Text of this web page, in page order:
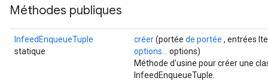
Méthodes publiques
InfeedEnqueueTuple
statique
créer(portée de portée , entrées
options...
options)
Méthode d'usine pour créer une
InfeedEnqueueTuple.